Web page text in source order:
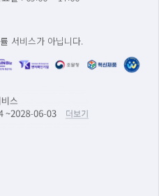
서비스가 아닙니다.